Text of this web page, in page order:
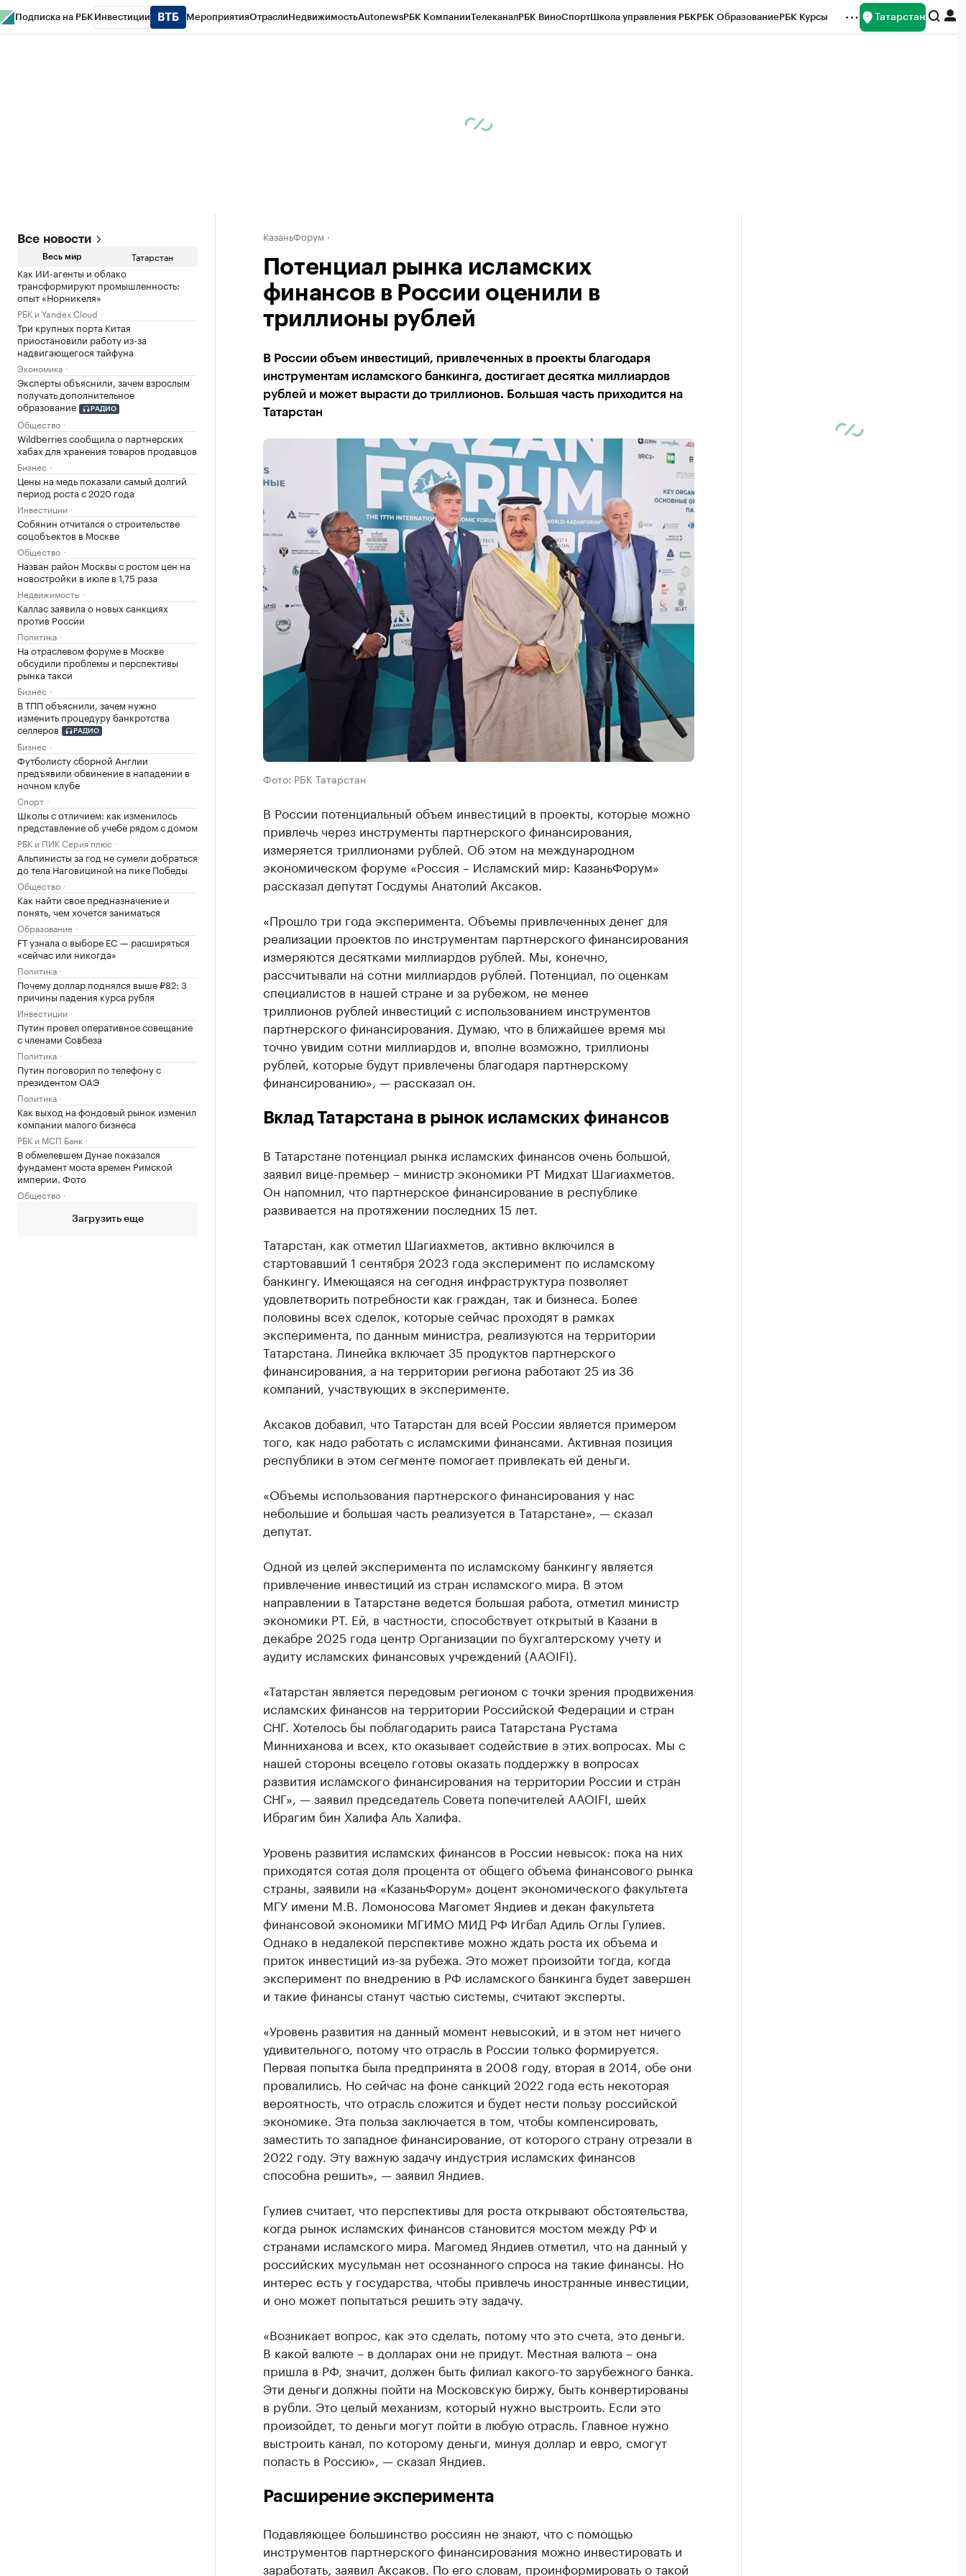
Подписка на РБК Инвестиции МероприятияОтраслиНедвижимостьAutonewsРБК КомпанииТелеканалРБК ВиноСпортШкола управления РБКРБК ОбразованиеРБК Курсы Татарстан
Все новости
Весь мир Татарстан
Как ИИ-агенты и облако
трансформируют промышленность:
опыт «Норникеля»
РБК и Yandex Cloud
Три крупных порта Китая
приостановили работу из-за
надвигающегося тайфуна
Экономика
Эксперты объяснили, зачем взрослым
получать дополнительное
образование
РАДИО
Общество
Wildberries сообщила о партнерских
хабах для хранения товаров продавцов
Бизнес
Цены на медь показали самый долгий
период роста с 2020 года
Инвестиции
Собянин отчитался о строительстве
соцобъектов в Москве
Общество
Назван район Москвы с ростом цен на
новостройки в июле в 1,75 раза
Недвижимость
Каллас заявила о новых санкциях
против России
Политика
На отраслевом форуме в Москве
обсудили проблемы и перспективы
рынка такси
Бизнес
В ТПП объяснили, зачем нужно
изменить процедуру банкротства
селлеров
РАДИО
Бизнес
Футболисту сборной Англии
предъявили обвинение в нападении в
ночном клубе
Спорт
Школы с отличием: как изменилось
представление об учебе рядом с домом
РБК и ПИК Серия плюс
Альпинисты за год не сумели добраться
до тела Наговициной на пике Победы
Общество
Как найти свое предназначение и
понять, чем хочется заниматься
Образование
FT узнала о выборе ЕС — расширяться
«сейчас или никогда»
Политика
Почему доллар поднялся выше ₽82: 3
причины падения курса рубля
Инвестиции
Путин провел оперативное совещание
с членами Совбеза
Политика
Путин поговорил по телефону с
президентом ОАЭ
Политика
Как выход на фондовый рынок изменил
компании малого бизнеса
РБК и МСП Банк
В обмелевшем Дунае показался
фундамент моста времен Римской
империи. Фото
Общество
Загрузить еще
КазаньФорум
Потенциал рынка исламских
финансов в России оценили в
триллионы рублей
В России объем инвестиций, привлеченных в проекты благодаря
инструментам исламского банкинга, достигает десятка миллиардов
рублей и может вырасти до триллионов. Большая часть приходится на
Татарстан
Фото: РБК Татарстан
В России потенциальный объем инвестиций в проекты, которые можно
привлечь через инструменты партнерского финансирования,
измеряется триллионами рублей. Об этом на международном
экономическом форуме «Россия – Исламский мир: КазаньФорум»
рассказал депутат Госдумы Анатолий Аксаков.
«Прошло три года эксперимента. Объемы привлеченных денег для
реализации проектов по инструментам партнерского финансирования
измеряются десятками миллиардов рублей. Мы, конечно,
рассчитывали на сотни миллиардов рублей. Потенциал, по оценкам
специалистов в нашей стране и за рубежом, не менее
триллионов рублей инвестиций с использованием инструментов
партнерского финансирования. Думаю, что в ближайшее время мы
точно увидим сотни миллиардов и, вполне возможно, триллионы
рублей, которые будут привлечены благодаря партнерскому
финансированию», — рассказал он.
Вклад Татарстана в рынок исламских финансов
В Татарстане потенциал рынка исламских финансов очень большой,
заявил вице-премьер – министр экономики РТ Мидхат Шагиахметов.
Он напомнил, что партнерское финансирование в республике
развивается на протяжении последних 15 лет.
Татарстан, как отметил Шагиахметов, активно включился в
стартовавший 1 сентября 2023 года эксперимент по исламскому
банкингу. Имеющаяся на сегодня инфраструктура позволяет
удовлетворить потребности как граждан, так и бизнеса. Более
половины всех сделок, которые сейчас проходят в рамках
эксперимента, по данным министра, реализуются на территории
Татарстана. Линейка включает 35 продуктов партнерского
финансирования, а на территории региона работают 25 из 36
компаний, участвующих в эксперименте.
Аксаков добавил, что Татарстан для всей России является примером
того, как надо работать с исламскими финансами. Активная позиция
республики в этом сегменте помогает привлекать ей деньги.
«Объемы использования партнерского финансирования у нас
небольшие и большая часть реализуется в Татарстане», — сказал
депутат.
Одной из целей эксперимента по исламскому банкингу является
привлечение инвестиций из стран исламского мира. В этом
направлении в Татарстане ведется большая работа, отметил министр
экономики РТ. Ей, в частности, способствует открытый в Казани в
декабре 2025 года центр Организации по бухгалтерскому учету и
аудиту исламских финансовых учреждений (AAOIFI).
«Татарстан является передовым регионом с точки зрения продвижения
исламских финансов на территории Российской Федерации и стран
СНГ. Хотелось бы поблагодарить раиса Татарстана Рустама
Минниханова и всех, кто оказывает содействие в этих вопросах. Мы с
нашей стороны всецело готовы оказать поддержку в вопросах
развития исламского финансирования на территории России и стран
СНГ», — заявил председатель Совета попечителей AAOIFI, шейх
Ибрагим бин Халифа Аль Халифа.
Уровень развития исламских финансов в России невысок: пока на них
приходятся сотая доля процента от общего объема финансового рынка
страны, заявили на «КазаньФорум» доцент экономического факультета
МГУ имени М.В. Ломоносова Магомет Яндиев и декан факультета
финансовой экономики МГИМО МИД РФ Игбал Адиль Оглы Гулиев.
Однако в недалекой перспективе можно ждать роста их объема и
приток инвестиций из-за рубежа. Это может произойти тогда, когда
эксперимент по внедрению в РФ исламского банкинга будет завершен
и такие финансы станут частью системы, считают эксперты.
«Уровень развития на данный момент невысокий, и в этом нет ничего
удивительного, потому что отрасль в России только формируется.
Первая попытка была предпринята в 2008 году, вторая в 2014, обе они
провалились. Но сейчас на фоне санкций 2022 года есть некоторая
вероятность, что отрасль сложится и будет нести пользу российской
экономике. Эта польза заключается в том, чтобы компенсировать,
заместить то западное финансирование, от которого страну отрезали в
2022 году. Эту важную задачу индустрия исламских финансов
способна решить», — заявил Яндиев.
Гулиев считает, что перспективы для роста открывают обстоятельства,
когда рынок исламских финансов становится мостом между РФ и
странами исламского мира. Магомед Яндиев отметил, что на данный у
российских мусульман нет осознанного спроса на такие финансы. Но
интерес есть у государства, чтобы привлечь иностранные инвестиции,
и оно может попытаться решить эту задачу.
«Возникает вопрос, как это сделать, потому что это счета, это деньги.
В какой валюте – в долларах они не придут. Местная валюта – она
пришла в РФ, значит, должен быть филиал какого-то зарубежного банка.
Эти деньги должны пойти на Московскую биржу, быть конвертированы
в рубли. Это целый механизм, который нужно выстроить. Если это
произойдет, то деньги могут пойти в любую отрасль. Главное нужно
выстроить канал, по которому деньги, минуя доллар и евро, смогут
попасть в Россию», — сказал Яндиев.
Расширение эксперимента
Подавляющее большинство россиян не знают, что с помощью
инструментов партнерского финансирования можно инвестировать и
заработать, заявил Аксаков. По его словам, проинформировать о такой